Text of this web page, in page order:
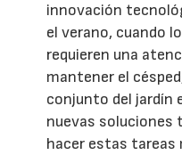
innovación
el verano, cuando
requieren una
mantener el
conjunto del jardín
nuevas soluciones
hacer estas tareas